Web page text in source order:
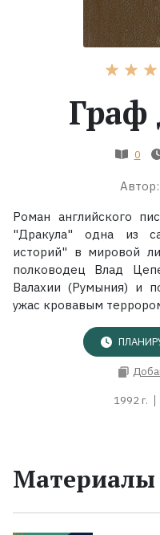
Экранизации
Граф
0
Автор:
Роман английского
"Дракула" одна из
историй" в мировой
полководец Влад
Валахии (Румыния) и
ужас кровавым
1992 г.
Материалы